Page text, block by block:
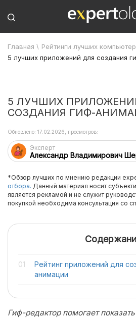
Главная \ Рейтинги лучших
5 лучших приложений для создания
5 ЛУЧШИХ
СОЗДАНИЯ ГИФ-
Эксперт
Александр Владимирович
Обновлено: 17.02.2026, просмотров:
*Обзор лучших по мнению редакции
отбора. Данный материал носит
является рекламой и не служит
покупкой необходима консультация со
Рейтинг приложений для
анимации
Гиф-редактор помогает